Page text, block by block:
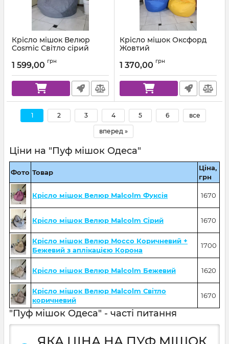
Крісло мішок Велюр
Cosmic Світло сірий
1 599,00 грн
Крісло мішок Оксфорд
Жовтий
1 370,00 грн
1 2 3 4 5 6 все
вперед »
Ціни на "Пуф мішок Одеса"
Фото Товар
Ціна,
грн
Крісло мішок Велюр Malcolm Фуксія 1670
Крісло мішок Велюр Malcolm Сірий 1670
Крісло мішок Велюр Mocco Коричневий +
Бежевий з аплікацією Корона
1700
Крісло мішок Велюр Malcolm Бежевий 1620
Крісло мішок Велюр Malcolm Світло
коричневий
1670
"Пуф мішок Одеса" - часті питання